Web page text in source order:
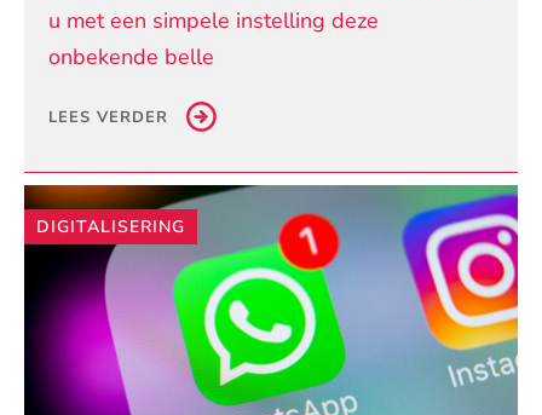
u met een simpele instelling deze
onbekende belle
LEES VERDER
DIGITALISERING